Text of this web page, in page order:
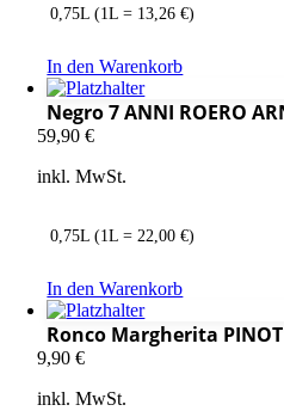
0,75L (1L = 13,26 €)
In den Warenkorb
Negro 7 ANNI ROERO
59,90€
inkl. MwSt.
0,75L (1L = 22,00 €)
In den Warenkorb
Ronco Margherita PINOT
9,90€
inkl. MwSt.